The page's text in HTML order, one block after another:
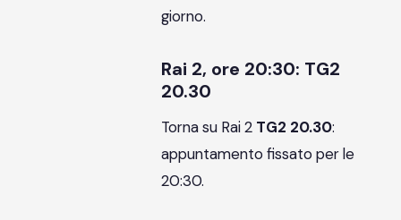
giorno.
Rai 2, ore 20:30: TG2
20.30
Torna su Rai 2 TG2 20.30:
appuntamento fissato per le
20:30.